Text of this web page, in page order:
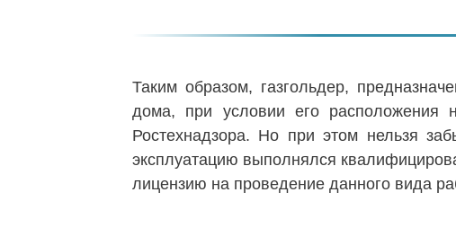
Таким образом, газгольдер,
дома, при условии его расположения
Ростехнадзора. Но при этом нельзя
эксплуатацию выполнялся
лицензию на проведение данного вида